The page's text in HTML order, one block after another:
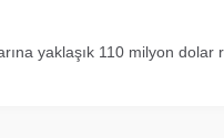
yaklaşık 110 milyon dolar